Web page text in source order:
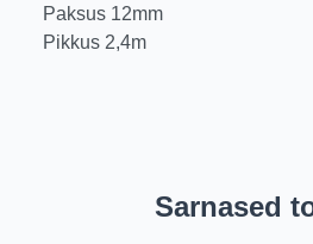
Paksus 12mm
Pikkus 2,4m
Sarnased